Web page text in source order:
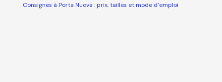
Consignes à Porta Nuova : prix, tailles et mode d’emploi